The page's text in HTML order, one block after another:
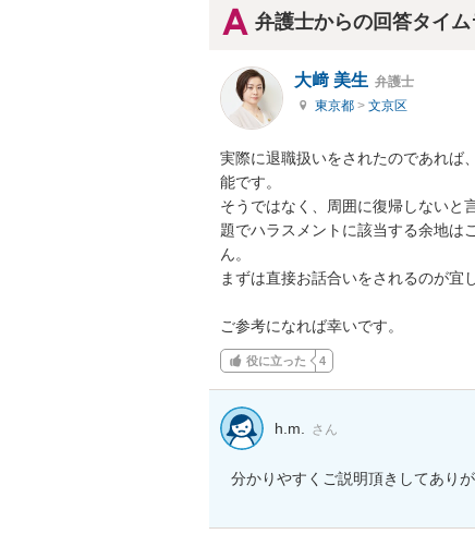
弁護士からの回答タイ
大﨑 美生 弁護士
東京都 > 文京区
実際に退職扱いをされたのであれば
能です。
そうではなく、周囲に復帰しないと
題でハラスメントに該当する余地は
ん。
まずは直接お話合いをされるのが宜
ご参考になれば幸いです。
役に立った 4
h.m. さん
分かりやすくご説明頂きしてありが